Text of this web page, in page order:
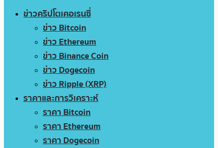
ข่าวคริปโตเคอเรนซี่
ข่าว Bitcoin
ข่าว Ethereum
ข่าว Binance Coin
ข่าว Dogecoin
ข่าว Ripple (XRP)
ราคาและการวิเคราะห์
ราคา Bitcoin
ราคา Ethereum
ราคา Dogecoin